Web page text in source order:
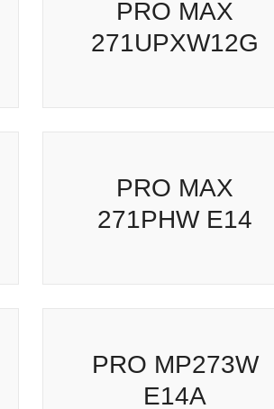
PRO MAX
271UPXW12G
PRO MAX 271PHW E14